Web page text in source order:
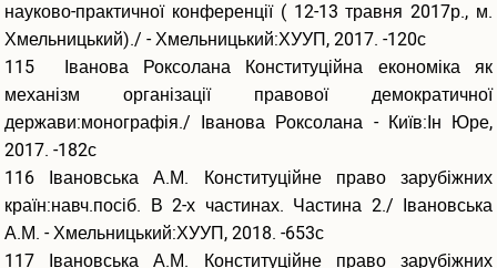
науково-практичної конференції ( 12-13 травня 2017р., м.
Хмельницький)./ - Хмельницький:ХУУП, 2017. -120с
115 Іванова Роксолана Конституційна економіка як
механізм організації правової демократичної
держави:монографія./ Іванова Роксолана - Київ:Ін Юре,
2017. -182с
116 Івановська А.М. Конституційне право зарубіжних
країн:навч.посіб. В 2-х частинах. Частина 2./ Івановська
А.М. - Хмельницький:ХУУП, 2018. -653с
117 Івановська А.М. Конституційне право зарубіжних